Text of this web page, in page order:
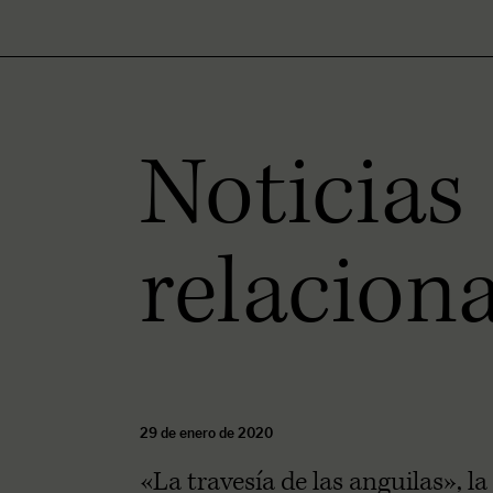
Noticias
29 de enero de 2020
«La travesía de las anguilas», la